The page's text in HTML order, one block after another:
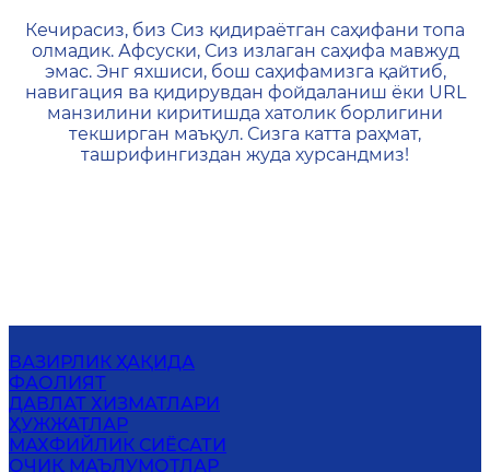
404 — Страница не
Кечирасиз, биз Сиз қидираётган саҳифани топа
олмадик. Афсуски, Сиз излаган саҳифа мавжуд
эмас. Энг яхшиси, бош саҳифамизга қайтиб,
навигация ва қидирувдан фойдаланиш ёки URL
манзилини киритишда хатолик борлигини
текширган маъқул. Сизга катта раҳмат,
ташрифингиздан жуда хурсандмиз!
ВАЗИРЛИК ҲАҚИДА
ФАОЛИЯТ
ДАВЛАТ ХИЗМАТЛАРИ
ҲУЖЖАТЛАР
МАХФИЙЛИК СИЁСАТИ
ОЧИҚ МАЪЛУМОТЛАР